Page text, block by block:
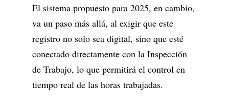
El sistema propuesto para 2025, en cambio,
va un paso más allá, al exigir que este
registro no solo sea digital, sino que esté
conectado directamente con la Inspección
de Trabajo, lo que permitirá el control en
tiempo real de las horas trabajadas.